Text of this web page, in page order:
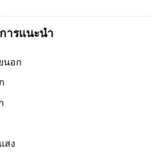
ารแนะนำ
นอก
สง